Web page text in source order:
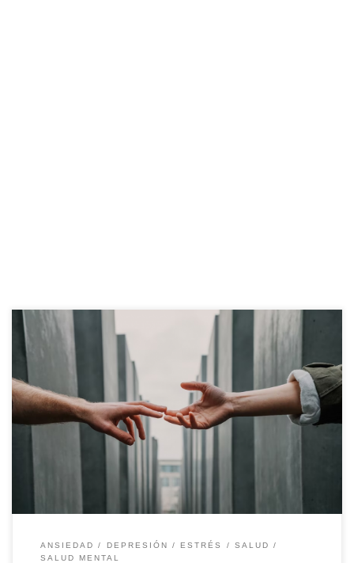
La depresión es una enfermedad que afecta a millones de
personas en todo el mundo. Se caracteriza por una sensación de
tristeza profunda y prolongada, […]
ANSIEDAD DEPRESIÓN ESTRÉS
SALUD
SALUD MENTAL